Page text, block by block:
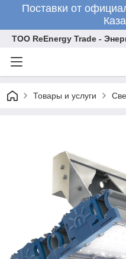
Поставки от
ТОО ReEnergy Trade -
Товары и услуги